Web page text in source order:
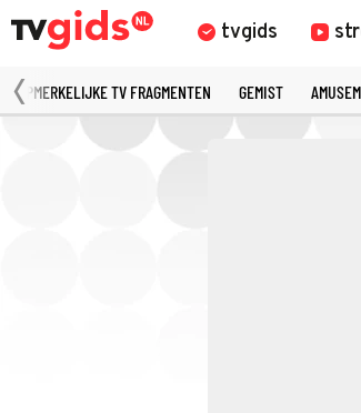
tvgids
OPMERKELIJKE TV FRAGMENTEN GEMIST